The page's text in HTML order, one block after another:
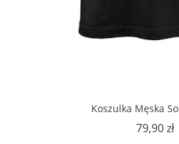
Koszulka Męska
79,90 zł